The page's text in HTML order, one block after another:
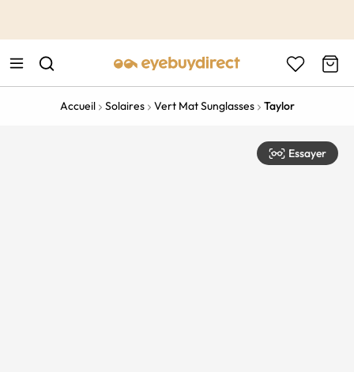
Accueil Solaires Vert Mat Sunglasses Taylor
Essayer